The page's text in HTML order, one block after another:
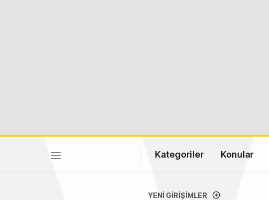
Kategoriler Konular
YENI GIRIŞIMLER